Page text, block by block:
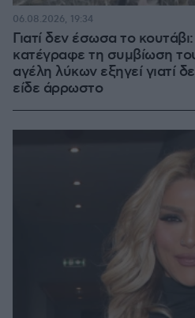
Γιατί δεν έσωσα το
κατέγραφε τη συμβίωση
αγέλη λύκων εξηγεί γιατί
είδε άρρωστο
06.08.2026, 19:34